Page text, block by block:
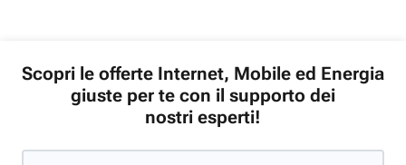
Scopri le offerte Internet, Mobile ed Energia
giuste per te con il supporto dei
nostri esperti!